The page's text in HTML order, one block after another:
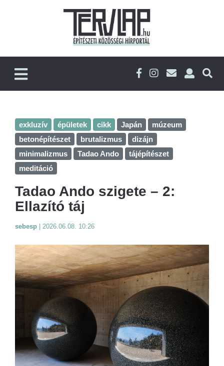
exkluzív épületek cikk Japán
múzeum
betonépítészet
brutalizmus
dizájn
minimalizmus
Tadao Ando
tájépítészet
meditáció
Tadao Ando szigete – 2:
Ellazító táj
sebesp 2026.06.08. 10:26